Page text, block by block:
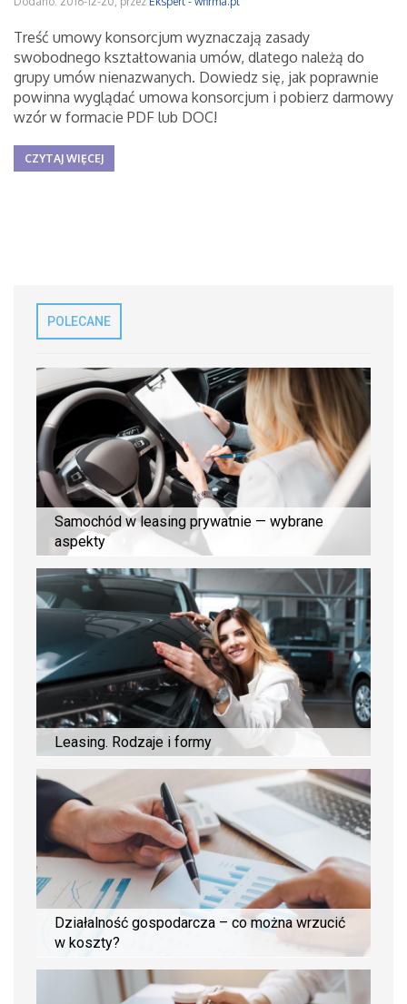
Treść umowy konsorcjum wyznaczają zasady
swobodnego kształtowania umów, dlatego należą do
grupy umów nienazwanych. Dowiedz się, jak poprawnie
powinna wyglądać umowa konsorcjum i pobierz darmowy
wzór w formacie PDF lub DOC!
CZYTAJ WIĘCEJ
POLECANE
Samochód w leasing prywatnie — wybrane
aspekty
Leasing. Rodzaje i formy
Działalność gospodarcza – co można wrzucić
w koszty?